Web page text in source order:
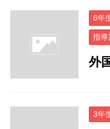
6年
指導
外
3年